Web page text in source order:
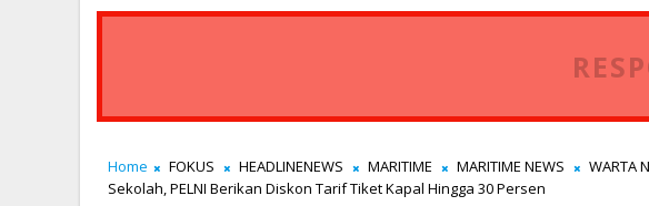
Dudy Perkuat Evaluasi Aspek Keselamatan Transportasi Standar Operasional
Home FOKUS HEADLINENEWS MARITIME MARITIME NEWS WARTA
Sekolah, PELNI Berikan Diskon Tarif Tiket Kapal Hingga 30 Persen